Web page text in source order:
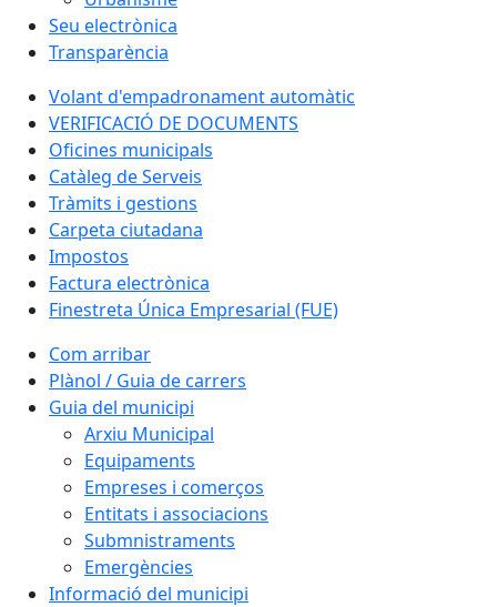
Seu electrònica
Transparència
Volant d'empadronament automàtic
VERIFICACIÓ DE DOCUMENTS
Oficines municipals
Catàleg de Serveis
Tràmits i gestions
Carpeta ciutadana
Impostos
Factura electrònica
Finestreta Única Empresarial (FUE)
Com arribar
Plànol / Guia de carrers
Guia del municipi
Arxiu Municipal
Equipaments
Empreses i comerços
Entitats i associacions
Submnistraments
Emergències
Informació del municipi